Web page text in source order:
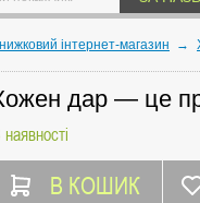
інтернет-магазин →
дар — це
В КОШИК